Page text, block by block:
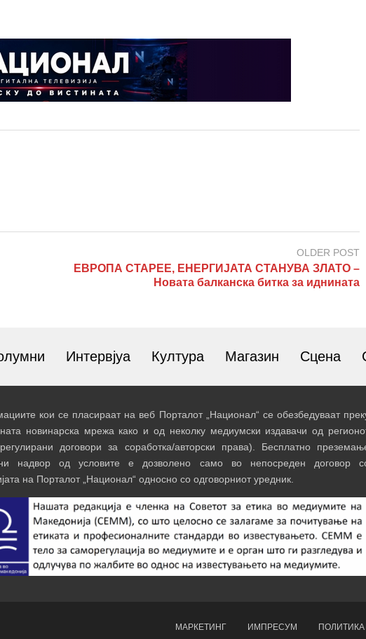
OLDER POST
ЕВРОПА СТАРЕЕ, ЕНЕРГИЈАТА СТАНУВА ЗЛАТО –
Новата балканска битка за иднината
Интервјуа Култура Магазин Сцена
кои се пласираат на веб Порталот „Национал“ се обезбедуваат
новинарска мрежа како и од неколку медиумски издавачи од
договори за соработка/авторски права). Бесплатно
надвор од условите е дозволено само во непосреден договор
на Порталот „Национал“ односно со одговорниот уредник.
МАРКЕТИНГ ИМПРЕСУМ